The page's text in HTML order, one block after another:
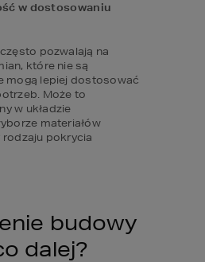
w dostosowaniu
pozwalają na
które nie są
mogą lepiej dostosować
Może to
w układzie
materiałów
pokrycia
budowy
dalej?